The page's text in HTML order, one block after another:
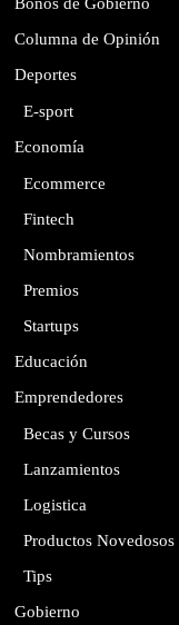
Columna de Opinión
Deportes
E-sport
Economía
Ecommerce
Fintech
Nombramientos
Premios
Startups
Educación
Emprendedores
Becas y Cursos
Lanzamientos
Logistica
Productos Novedosos
Tips
Gobierno